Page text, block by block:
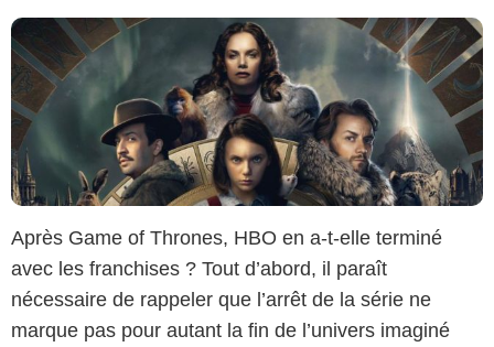
Après Game of Thrones, HBO en a-t-elle terminé
avec les franchises ? Tout d’abord, il paraît
nécessaire de rappeler que l’arrêt de la série ne
marque pas pour autant la fin de l’univers imaginé